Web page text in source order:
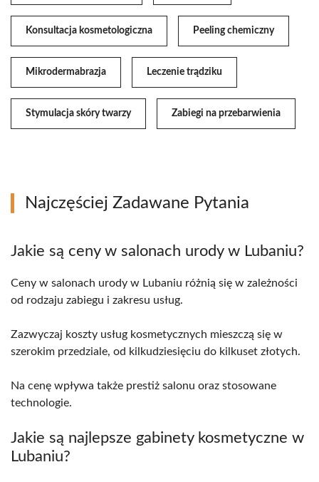
Konsultacja kosmetologiczna Peeling chemiczny
Mikrodermabrazja Leczenie trądziku
Stymulacja skóry twarzy Zabiegi na przebarwienia
Najczęściej Zadawane Pytania
Jakie są ceny w salonach urody w Lubaniu?
Ceny w salonach urody w Lubaniu różnią się w zależności
od rodzaju zabiegu i zakresu usług.
Zazwyczaj koszty usług kosmetycznych mieszczą się w
szerokim przedziale, od kilkudziesięciu do kilkuset złotych.
Na cenę wpływa także prestiż salonu oraz stosowane
technologie.
Jakie są najlepsze gabinety kosmetyczne w
Lubaniu?